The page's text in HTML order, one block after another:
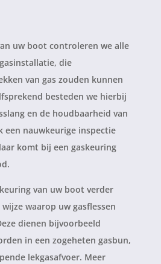
uw boot controleren we alle
die
van gas zouden kunnen
besteden we hierbij
en de houdbaarheid van
een nauwkeurige inspectie
komt bij een gaskeuring
van uw boot verder
waarop uw gasflessen
dienen bijvoorbeeld
in een zogeheten gasbun,
lekgasafvoer. Meer